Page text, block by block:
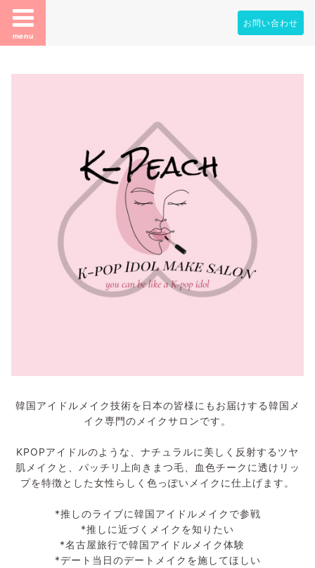
menu
お問い合わせ
韓国アイドルメイク技術を日本の皆様にもお届けする韓国メ
イク専門のメイクサロンです。
KPOPアイドルのような、ナチュラルに美しく反射するツヤ
肌メイクと、パッチリ上向きまつ毛、血色チークに透けリッ
プを特徴とした女性らしく色っぽいメイクに仕上げます。
*推しのライブに韓国アイドルメイクで参戦
*推しに近づくメイクを知りたい
*名古屋旅行で韓国アイドルメイク体験
*デート当日のデートメイクを施してほしい